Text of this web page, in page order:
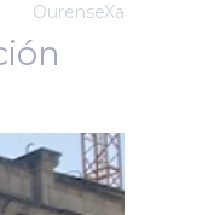
OurenseXa